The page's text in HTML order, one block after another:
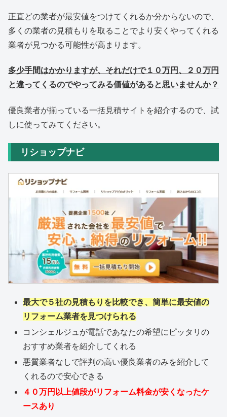
正直どの業者が最安値をつけてくれるか分からないので、
多くの業者の見積もりを取ることでより安くやってくれる
業者が見つかる可能性が高まります。
多少手間はかかりますが、それだけで１０万円、２０万円
と違ってくるのでやってみる価値があると思いませんか？
優良業者が揃っている一括見積サイトを紹介するので、試
しに使ってみてください。
リショップナビ
最大で５社の見積もりを比較でき、簡単に最安値の
リフォーム業者を見つけられる
コンシェルジュが電話であなたの希望にピッタリの
おすすめ業者を紹介してくれる
悪質業者なしで評判の高い優良業者のみを紹介して
くれるので安心できる
４０万円以上値段がリフォーム料金が安くなったケ
ースあり